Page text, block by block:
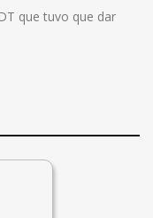
que tuvo que dar